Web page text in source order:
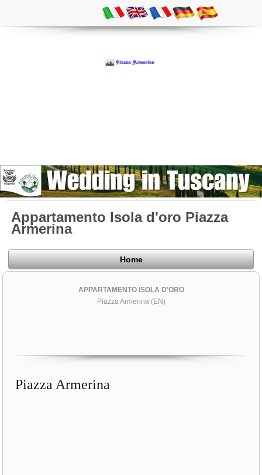
Appartamento Isola d'oro Piazza
Armerina
Home
APPARTAMENTO ISOLA D'ORO
Piazza Armerina (EN)
Piazza Armerina